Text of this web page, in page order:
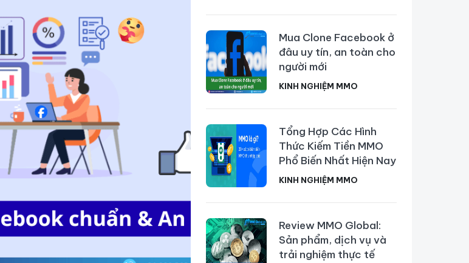
Mua Clone Facebook ở
đâu uy tín, an toàn cho
người mới
KINH NGHIỆM MMO
Tổng Hợp Các Hình
Thức Kiếm Tiền MMO
Phổ Biến Nhất Hiện Nay
KINH NGHIỆM MMO
Review MMO Global:
Sản phẩm, dịch vụ và
trải nghiệm thực tế